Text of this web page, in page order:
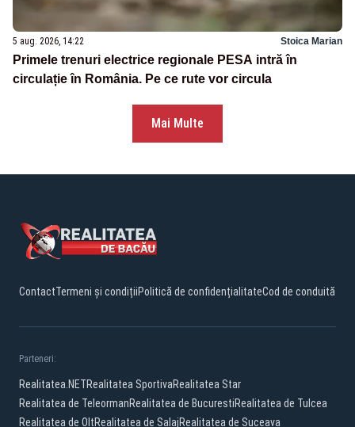
5 aug. 2026, 14:22 Stoica Marian
Primele trenuri electrice regionale PESA intră în
circulație în România. Pe ce rute vor circula
Mai Multe
ContactTermeni și condițiiPolitică de confidențialitateCod de conduită
Parteneri:
Realitatea.NETRealitatea SportivaRealitatea Star
Realitatea de TeleormanRealitatea de BucurestiRealitatea de Tulcea
Realitatea de OltRealitatea de SalajRealitatea de Suceava